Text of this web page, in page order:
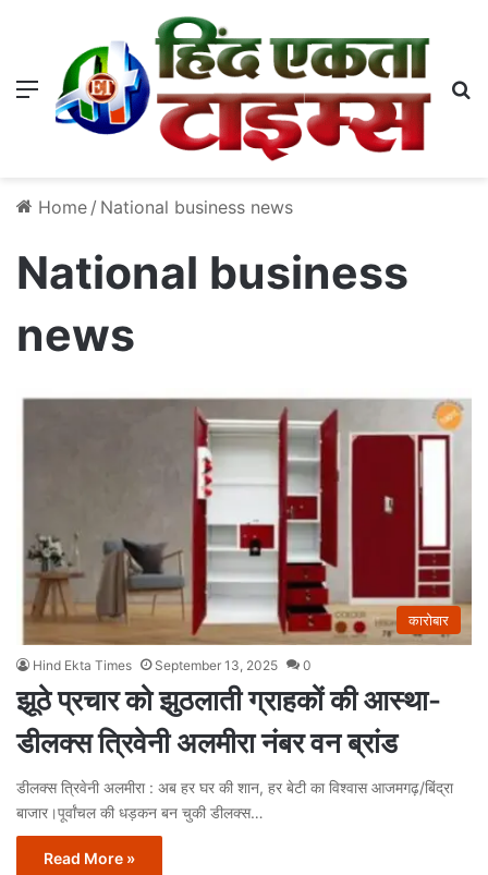
Menu
Home / National business news
National business
news
कारोबार
Hind Ekta Times September 13, 2025 0
झूठे प्रचार को झुठलाती ग्राहकों की आस्था-
डीलक्स त्रिवेनी अलमीरा नंबर वन ब्रांड
डीलक्स त्रिवेनी अलमीरा : अब हर घर की शान, हर बेटी का विश्वास आजमगढ़/बिंद्रा
बाजार।पूर्वांचल की धड़कन बन चुकी डीलक्स…
Read More »